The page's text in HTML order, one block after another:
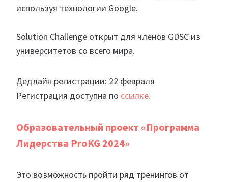
используя технологии Google.
Solution Challenge открыт для членов GDSC из
университетов со всего мира.
Дедлайн регистрации: 22 февраля
Регистрация доступна по ссылке.
Образовательный проект «Программа
Лидерства ProKG 2024»
Это возможность пройти ряд тренингов от